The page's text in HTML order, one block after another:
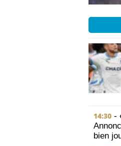
14:30 -
bien